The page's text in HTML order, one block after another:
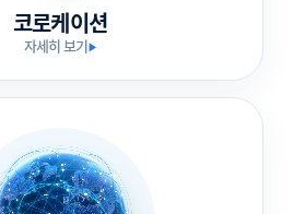
코로케이션
자세히 보기▶